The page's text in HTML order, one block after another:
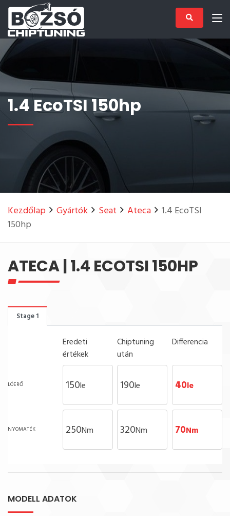
1.4 EcoTSI 150hp
Kezdőlap Gyártók Seat Ateca
1.4 EcoTSI
150hp
ATECA | 1.4 ECOTSI 150HP
Stage 1
Eredeti
értékek
Chiptuning
után
Differencia
LÓERŐ 150le 190le 40le
NYOMATÉK 250Nm 320Nm 70Nm
MODELL ADATOK